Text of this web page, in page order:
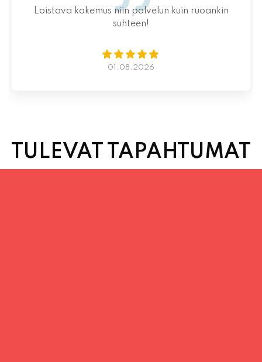
Loistava kokemus niin palvelun kuin ruoankin
suhteen!
01.08.2026
TULEVAT TAPAHTUMAT